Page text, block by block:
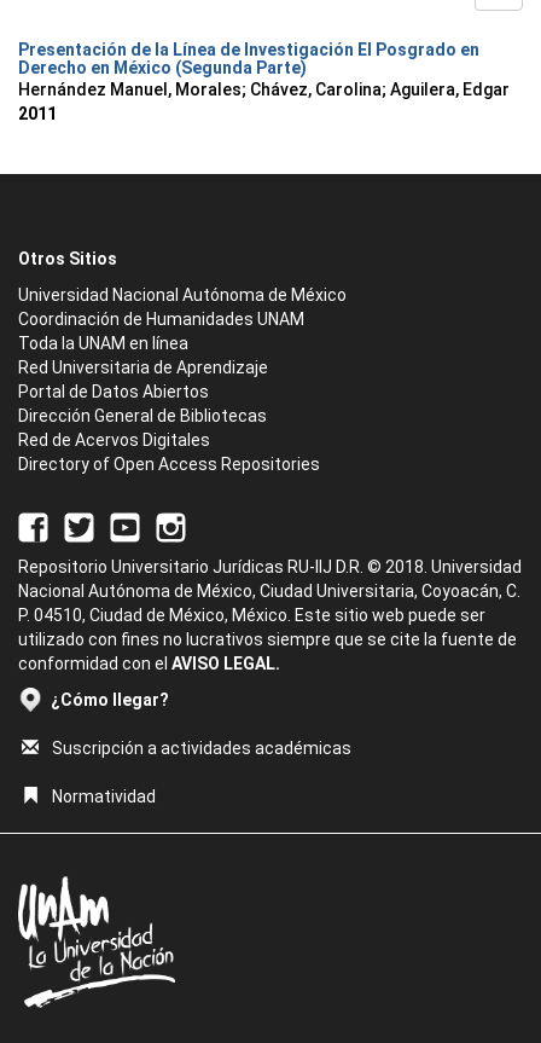
Presentación de la Línea de Investigación El Posgrado en
Derecho en México (Segunda Parte)
Hernández Manuel, Morales; Chávez, Carolina; Aguilera, Edgar
2011
Otros Sitios
Universidad Nacional Autónoma de México
Coordinación de Humanidades UNAM
Toda la UNAM en línea
Red Universitaria de Aprendizaje
Portal de Datos Abiertos
Dirección General de Bibliotecas
Red de Acervos Digitales
Directory of Open Access Repositories
Repositorio Universitario Jurídicas RU-IIJ D.R. © 2018. Universidad
Nacional Autónoma de México, Ciudad Universitaria, Coyoacán, C.
P. 04510, Ciudad de México, México. Este sitio web puede ser
utilizado con fines no lucrativos siempre que se cite la fuente de
conformidad con el AVISO LEGAL.
¿Cómo llegar?
Suscripción a actividades académicas
Normatividad